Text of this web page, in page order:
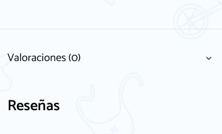
Valoraciones (0)
Reseñas